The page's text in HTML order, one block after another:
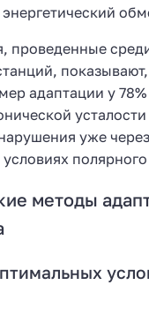
проведенные
адаптации у
усталости
уже
методы